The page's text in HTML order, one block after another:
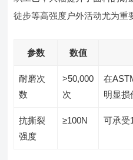
徒步等高强度户外活动尤为重
参数 数值
耐磨次
数
>50,000
次
在
明显损
抗撕裂
强度
≥100N 可承受